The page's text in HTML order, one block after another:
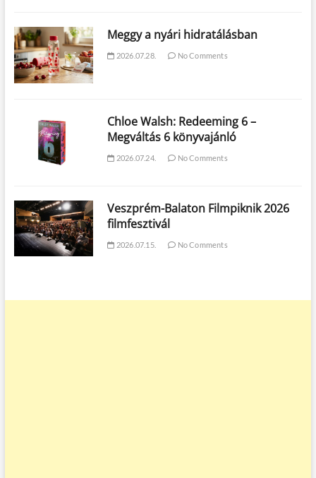
Meggy a nyári hidratálásban
2026.07.28. No Comments
Chloe Walsh: Redeeming 6 –
Megváltás 6 könyvajánló
2026.07.24. No Comments
Veszprém-Balaton Filmpiknik 2026
filmfesztivál
2026.07.15. No Comments